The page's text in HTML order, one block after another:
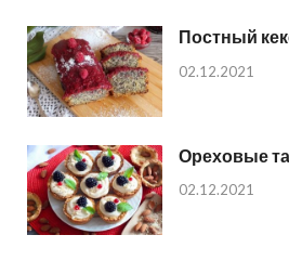
Постный
02.12.2021
Ореховые
02.12.2021